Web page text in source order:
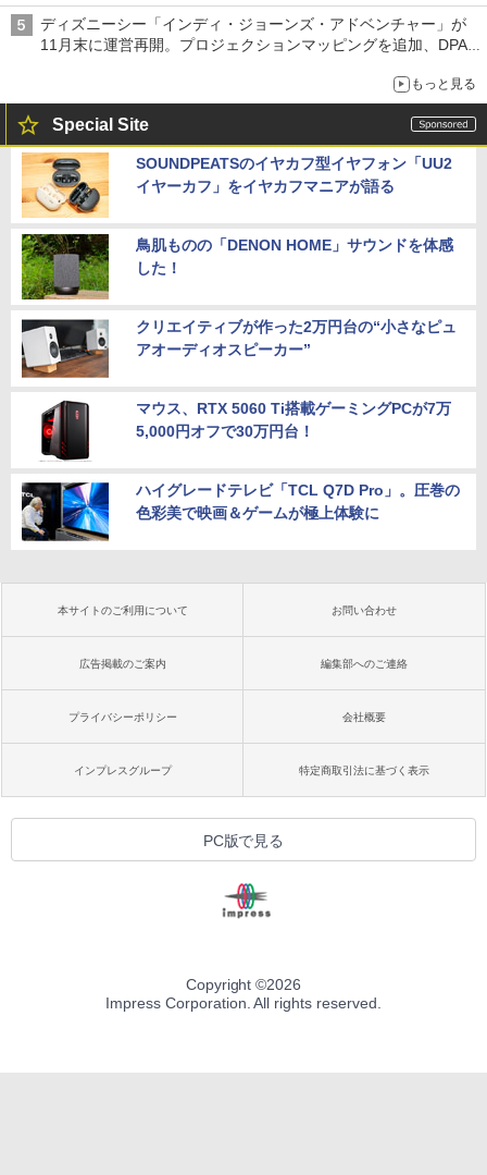
ディズニーシー「インディ・ジョーンズ・アドベンチャー」が
11月末に運営再開。プロジェクションマッピングを追加、DPA
もっと見る
Special Site
SOUNDPEATSのイヤカフ型イヤフォン「UU2
イヤーカフ」をイヤカフマニアが語る
鳥肌ものの「DENON HOME」サウンドを体感
した！
クリエイティブが作った2万円台の“小さなピュ
アオーディオスピーカー”
マウス、RTX 5060 Ti搭載ゲーミングPCが7万
5,000円オフで30万円台！
ハイグレードテレビ「TCL Q7D Pro」。圧巻の
色彩美で映画＆ゲームが極上体験に
本サイトのご利用について お問い合わせ
広告掲載のご案内 編集部へのご連絡
プライバシーポリシー 会社概要
インプレスグループ 特定商取引法に基づく表示
PC版で見る
Copyright ©2026
Impress Corporation. All rights reserved.